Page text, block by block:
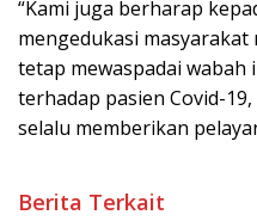
“Kami juga berharap
mengedukasi
tetap mewaspadai wabah
terhadap pasien Covid-
selalu memberikan
Berita Terkait